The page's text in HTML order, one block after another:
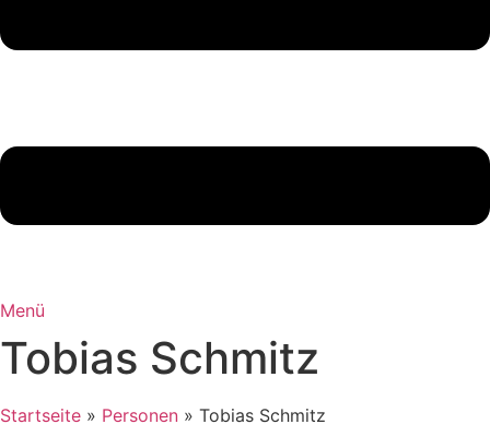
Menü
Tobias Schmitz
Startseite » Personen » Tobias Schmitz